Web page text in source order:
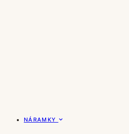
NÁRAMKY